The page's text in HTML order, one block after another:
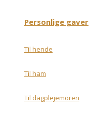
Personlige gaver
Til hende
Til ham
Til dagplejemoren